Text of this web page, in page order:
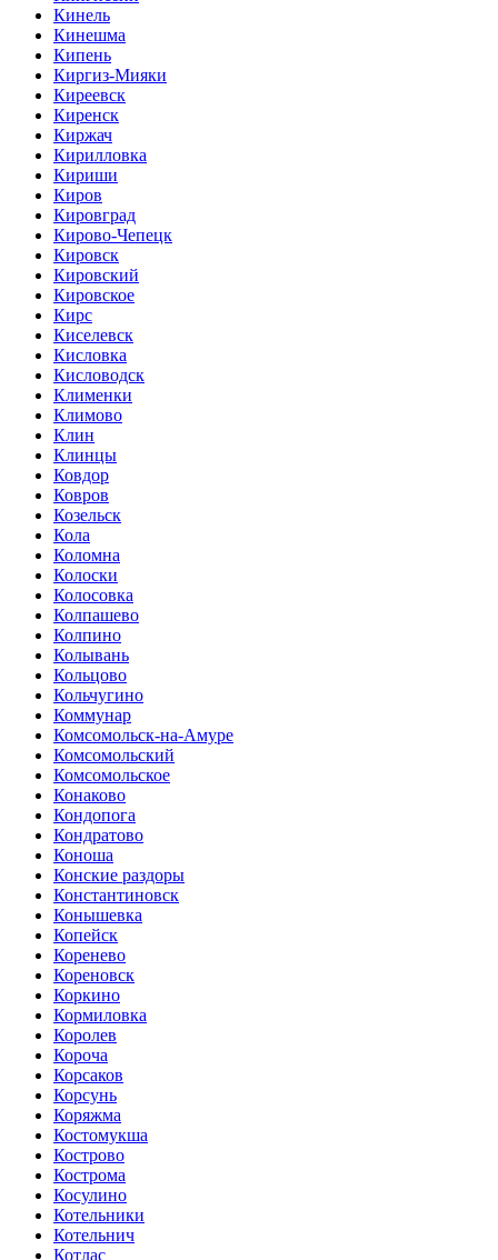
Кинель
Кинешма
Кипень
Киргиз-Мияки
Киреевск
Киренск
Киржач
Кирилловка
Кириши
Киров
Кировград
Кирово-Чепецк
Кировск
Кировский
Кировское
Кирс
Киселевск
Кисловка
Кисловодск
Клименки
Климово
Клин
Клинцы
Ковдор
Ковров
Козельск
Кола
Коломна
Колоски
Колосовка
Колпашево
Колпино
Колывань
Кольцово
Кольчугино
Коммунар
Комсомольск-на-Амуре
Комсомольский
Комсомольское
Конаково
Кондопога
Кондратово
Коноша
Конские раздоры
Константиновск
Конышевка
Копейск
Коренево
Кореновск
Коркино
Кормиловка
Королев
Короча
Корсаков
Корсунь
Коряжма
Костомукша
Кострово
Кострома
Косулино
Котельники
Котельнич
Котлас